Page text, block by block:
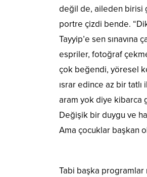
değil de, aileden birisi
portre çizdi bende.
Tayyip’e sen sınavına
espriler, fotoğraf
çok beğendi, yöresel
ısrar edince az bir
aram yok diye kibarca
Değişik bir duygu ve
Ama çocuklar başkan
Tabi başka programlar